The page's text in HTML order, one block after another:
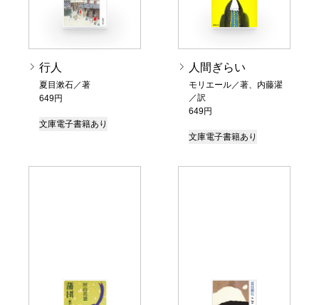
行人
夏目漱石／著
649円
文庫電子書籍あり
人間ぎらい
モリエール／著、内藤濯
／訳
649円
文庫電子書籍あり